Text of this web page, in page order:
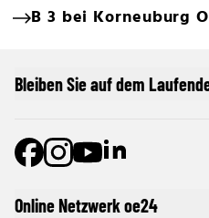
B 3 bei Korneuburg
Online Netzwerk oe24
Bleiben Sie auf dem